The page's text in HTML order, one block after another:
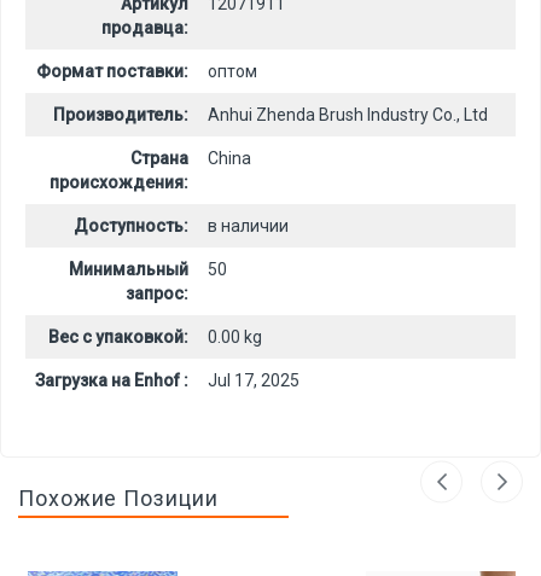
продавца:
Формат поставки: оптом
Производитель: Anhui Zhenda Brush Industry Co., Ltd
Страна
происхождения:
China
Доступность: в наличии
Минимальный
запрос:
50
Вес с упаковкой: 0.00 kg
Загрузка на Enhof : Jul 17, 2025
Похожие Позиции